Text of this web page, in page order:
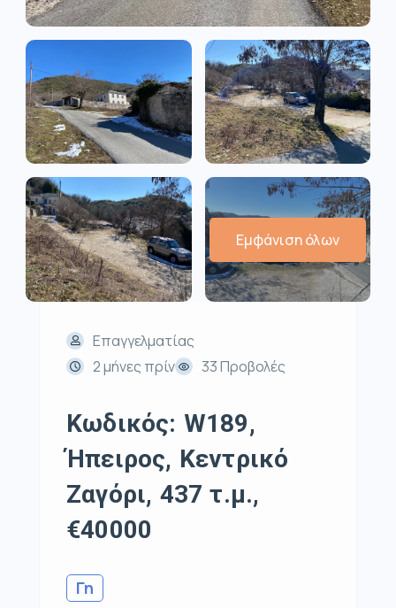
Εμφάνιση όλων
Επαγγελματίας
2 μήνες πρίν
33 Προβολές
Κωδικός: W189,
Ήπειρος, Κεντρικό
Ζαγόρι, 437 τ.μ.,
€40000
Γη